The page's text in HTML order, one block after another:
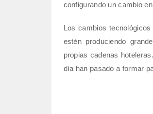
configurando un cambio
Los cambios
estén produciendo
propias cadenas
día han pasado a formar